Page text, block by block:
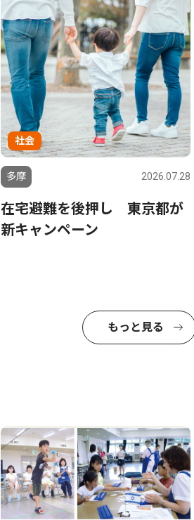
社会
多摩 2026.07.28
在宅避難を後押し 東京都が
新キャンペーン
もっと見る